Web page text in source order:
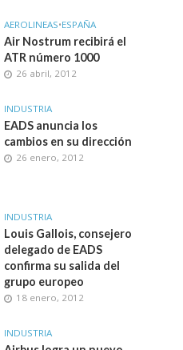
AEROLINEAS•ESPAÑA
Air Nostrum recibirá el
ATR número 1000
26 abril, 2012
INDUSTRIA
EADS anuncia los
cambios en su dirección
26 enero, 2012
INDUSTRIA
Louis Gallois, consejero
delegado de EADS
confirma su salida del
grupo europeo
18 enero, 2012
INDUSTRIA